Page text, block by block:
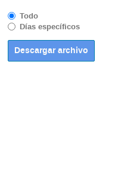
Todo
Días específicos